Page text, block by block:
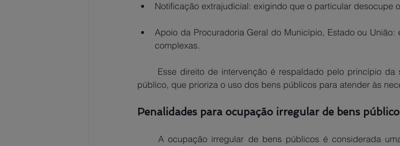
Notificação extrajudicial: exigindo que o particular desocupe
Apoio da Procuradoria Geral do Município, Estado ou União:
complexas.
público, que prioriza o uso dos bens públicos para atender às
Penalidades para ocupação irregular de bens
	A ocupação irregular de bens públicos é considerada uma infração grave e pode